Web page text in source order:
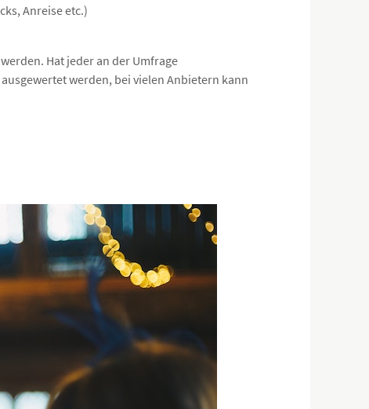
Anreise etc.)
Hat jeder an der Umfrage
werden, bei vielen Anbietern kann